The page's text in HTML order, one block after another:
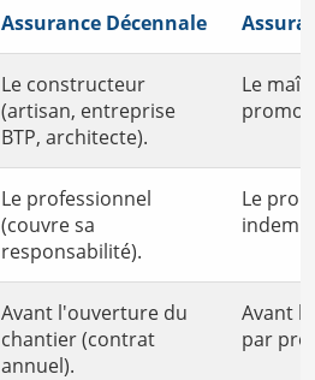
Assurance Décennale
Le constructeur
(artisan, entreprise
BTP, architecte).
Le
Le professionnel
(couvre sa
responsabilité).
Le
Avant l'ouverture du
chantier (contrat
annuel).
Avant
par